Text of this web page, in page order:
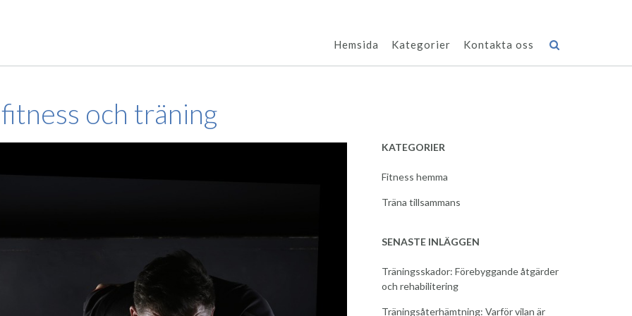
Hemsida Kategorier Kontakta oss
och träning
KATEGORIER
Fitness hemma
Träna tillsammans
SENASTE INLÄGGEN
Träningsskador: Förebyggande åtgärder
och rehabilitering
Träningsåterhämtning: Varför vilan är